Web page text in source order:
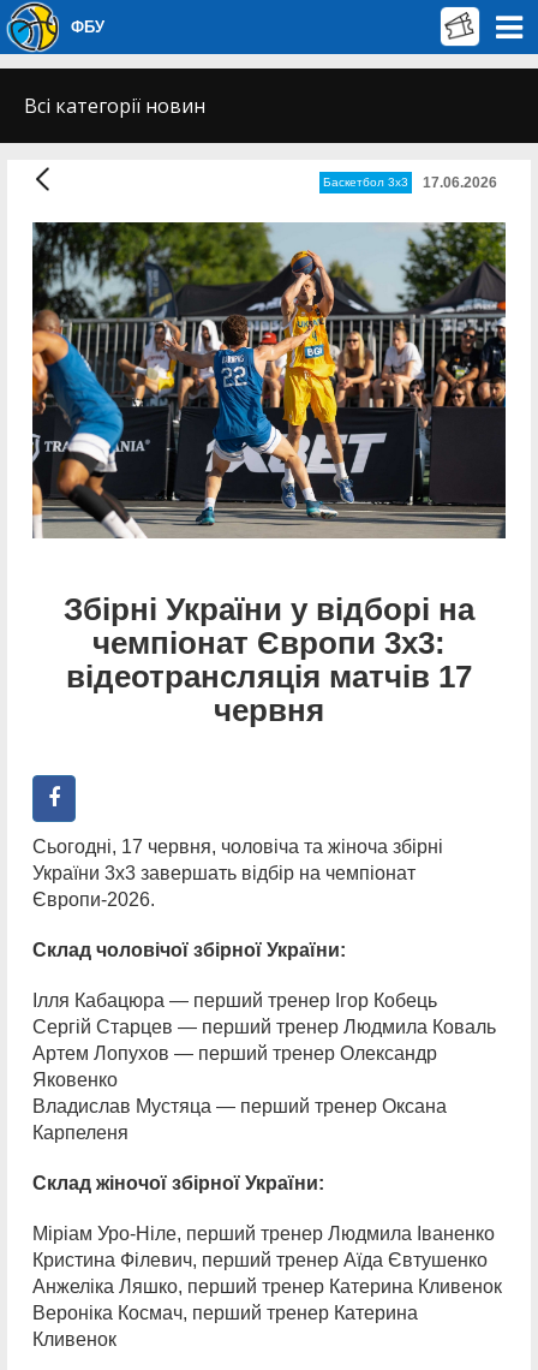
ФБУ
Всі категорії новин
Баскетбол 3х3 17.06.2026
Збірні України у відборі на
чемпіонат Європи 3х3:
відеотрансляція матчів 17
червня
Сьогодні, 17 червня, чоловіча та жіноча збірні
України 3х3 завершать відбір на чемпіонат
Європи-2026.
Склад чоловічої збірної України:
Ілля Кабацюра — перший тренер Ігор Кобець
Сергій Старцев — перший тренер Людмила Коваль
Артем Лопухов — перший тренер Олександр
Яковенко
Владислав Мустяца — перший тренер Оксана
Карпеленя
Склад жіночої збірної України:
Міріам Уро-Ніле, перший тренер Людмила Іваненко
Кристина Філевич, перший тренер Аїда Євтушенко
Анжеліка Ляшко, перший тренер Катерина Кливенок
Вероніка Космач, перший тренер Катерина
Кливенок